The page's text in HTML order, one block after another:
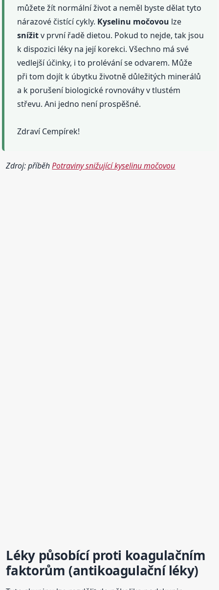
můžete žít normální život a neměl byste dělat tyto
nárazové čistící cykly. Kyselinu močovou lze
snížitv první řadě dietou. Pokud to nejde, tak jsou
k dispozici léky na její korekci. Všechno má své
vedlejší účinky, i to prolévání se odvarem. Může
při tom dojít k úbytku životně důležitých minerálů
a k porušení biologické rovnováhy v tlustém
střevu. Ani jedno není prospěšné.
Zdraví Cempírek!
Zdroj: příběhPotraviny snižující kyselinu močovou
Léky působící proti koagulačním
faktorům (antikoagulační léky)